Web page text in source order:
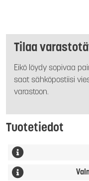
Tilaa
Eikö löydy sopivaa
saat sähköpostiisi
varastoon.
Tuotetiedot